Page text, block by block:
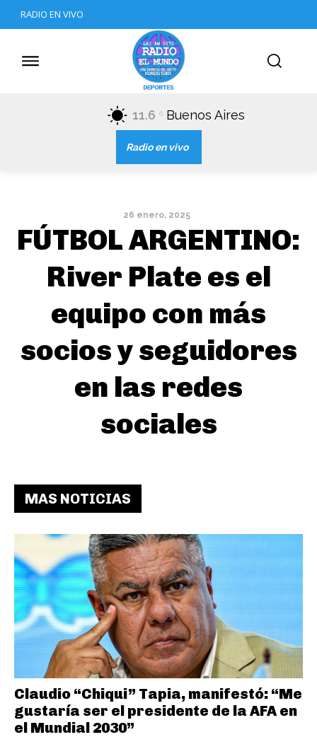
RADIO EN VIVO
11.6 C Buenos Aires
Radio en vivo
26 enero, 2025
FÚTBOL ARGENTINO:
River Plate es el
equipo con más
socios y seguidores
en las redes
sociales
MAS NOTICIAS
Claudio “Chiqui” Tapia, manifestó: “Me
gustaría ser el presidente de la AFA en
el Mundial 2030”